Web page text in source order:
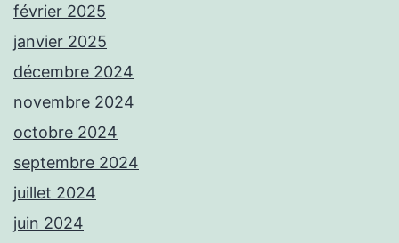
février 2025
janvier 2025
décembre 2024
novembre 2024
octobre 2024
septembre 2024
juillet 2024
juin 2024